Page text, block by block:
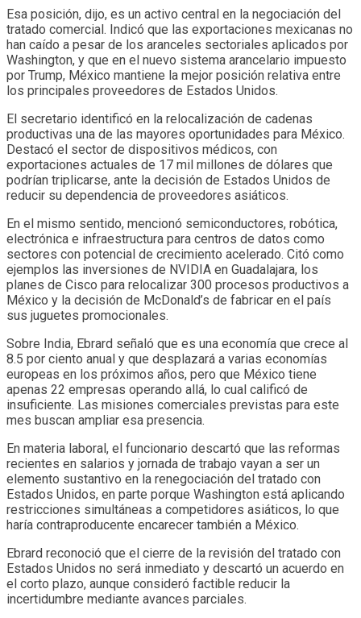
Esa posición, dijo, es un activo central en la negociación del
tratado comercial. Indicó que las exportaciones mexicanas no
han caído a pesar de los aranceles sectoriales aplicados por
Washington, y que en el nuevo sistema arancelario impuesto
por Trump, México mantiene la mejor posición relativa entre
los principales proveedores de Estados Unidos.
El secretario identificó en la relocalización de cadenas
productivas una de las mayores oportunidades para México.
Destacó el sector de dispositivos médicos, con
exportaciones actuales de 17 mil millones de dólares que
podrían triplicarse, ante la decisión de Estados Unidos de
reducir su dependencia de proveedores asiáticos.
En el mismo sentido, mencionó semiconductores, robótica,
electrónica e infraestructura para centros de datos como
sectores con potencial de crecimiento acelerado. Citó como
ejemplos las inversiones de NVIDIA en Guadalajara, los
planes de Cisco para relocalizar 300 procesos productivos a
México y la decisión de McDonald’s de fabricar en el país
sus juguetes promocionales.
Sobre India, Ebrard señaló que es una economía que crece al
8.5 por ciento anual y que desplazará a varias economías
europeas en los próximos años, pero que México tiene
apenas 22 empresas operando allá, lo cual calificó de
insuficiente. Las misiones comerciales previstas para este
mes buscan ampliar esa presencia.
En materia laboral, el funcionario descartó que las reformas
recientes en salarios y jornada de trabajo vayan a ser un
elemento sustantivo en la renegociación del tratado con
Estados Unidos, en parte porque Washington está aplicando
restricciones simultáneas a competidores asiáticos, lo que
haría contraproducente encarecer también a México.
Ebrard reconoció que el cierre de la revisión del tratado con
Estados Unidos no será inmediato y descartó un acuerdo en
el corto plazo, aunque consideró factible reducir la
incertidumbre mediante avances parciales.